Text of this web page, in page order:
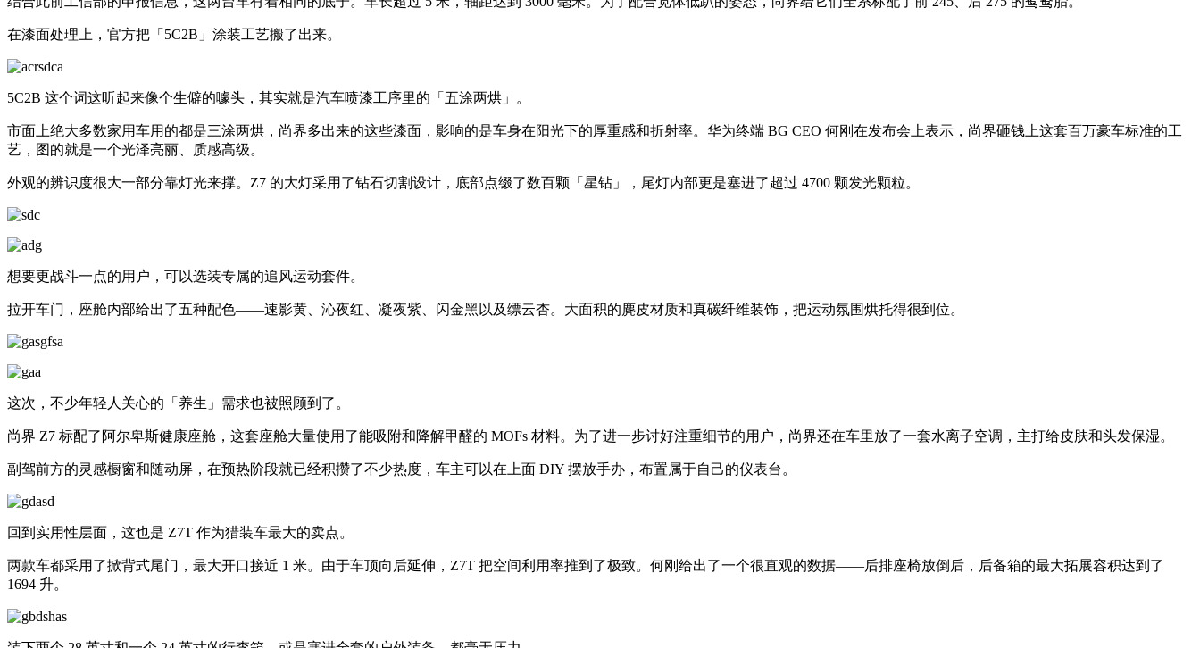
在漆面处理上，官方把「5C2B」涂装工艺搬了出来。
5C2B 这个词这听起来像个生僻的噱头，其实就是汽车喷漆工序里的「五涂两烘」。
市面上绝大多数家用车用的都是三涂两烘，尚界多出来的这些漆面，影响的是车身在阳光下的厚重感和折射率。华为终端 BG CEO 何刚在发布会上表示，尚界砸钱上这套百万豪车标准的工
艺，图的就是一个光泽亮丽、质感高级。
外观的辨识度很大一部分靠灯光来撑。Z7 的大灯采用了钻石切割设计，底部点缀了数百颗「星钻」，尾灯内部更是塞进了超过 4700 颗发光颗粒。
想要更战斗一点的用户，可以选装专属的追风运动套件。
拉开车门，座舱内部给出了五种配色——速影黄、沁夜红、凝夜紫、闪金黑以及缥云杏。大面积的麂皮材质和真碳纤维装饰，把运动氛围烘托得很到位。
这次，不少年轻人关心的「养生」需求也被照顾到了。
尚界 Z7 标配了阿尔卑斯健康座舱，这套座舱大量使用了能吸附和降解甲醛的 MOFs 材料。为了进一步讨好注重细节的用户，尚界还在车里放了一套水离子空调，主打给皮肤和头发保湿。
副驾前方的灵感橱窗和随动屏，在预热阶段就已经积攒了不少热度，车主可以在上面 DIY 摆放手办，布置属于自己的仪表台。
回到实用性层面，这也是 Z7T 作为猎装车最大的卖点。
两款车都采用了掀背式尾门，最大开口接近 1 米。由于车顶向后延伸，Z7T 把空间利用率推到了极致。何刚给出了一个很直观的数据——后排座椅放倒后，后备箱的最大拓展容积达到了
1694 升。